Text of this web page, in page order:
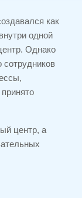
как
одной
Однако
сотрудников
центр, а